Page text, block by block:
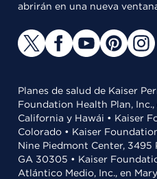
abrirán en una nueva
Planes de salud de Kaiser
Foundation Health Plan,
California y Hawái • Kaiser
Colorado • Kaiser
Nine Piedmont Center, 3495
GA 30305 • Kaiser
Atlántico Medio, Inc., en